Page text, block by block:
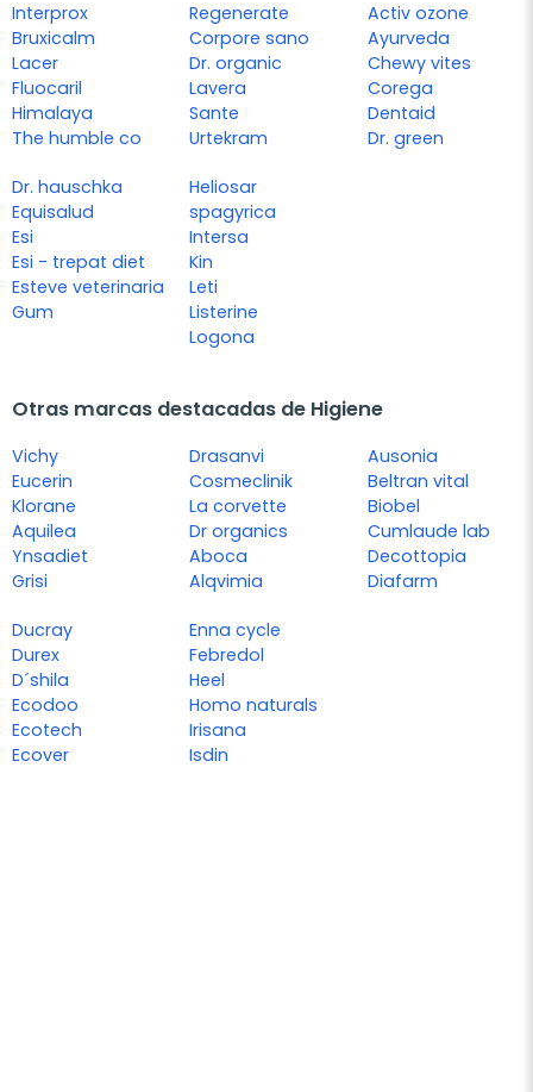
Interprox
Bruxicalm
Lacer
Fluocaril
Himalaya
The humble co
Regenerate
Corpore sano
Dr. organic
Lavera
Sante
Urtekram
Activ ozone
Ayurveda
Chewy vites
Corega
Dentaid
Dr. green
Dr. hauschka
Equisalud
Esi
Esi - trepat diet
Esteve veterinaria
Gum
Heliosar
spagyrica
Intersa
Kin
Leti
Listerine
Logona
Otras marcas destacadas de Higiene
Vichy
Eucerin
Klorane
Aquilea
Ynsadiet
Grisi
Drasanvi
Cosmeclinik
La corvette
Dr organics
Aboca
Alqvimia
Ausonia
Beltran vital
Biobel
Cumlaude lab
Decottopia
Diafarm
Ducray
Durex
D´shila
Ecodoo
Ecotech
Ecover
Enna cycle
Febredol
Heel
Homo naturals
Irisana
Isdin